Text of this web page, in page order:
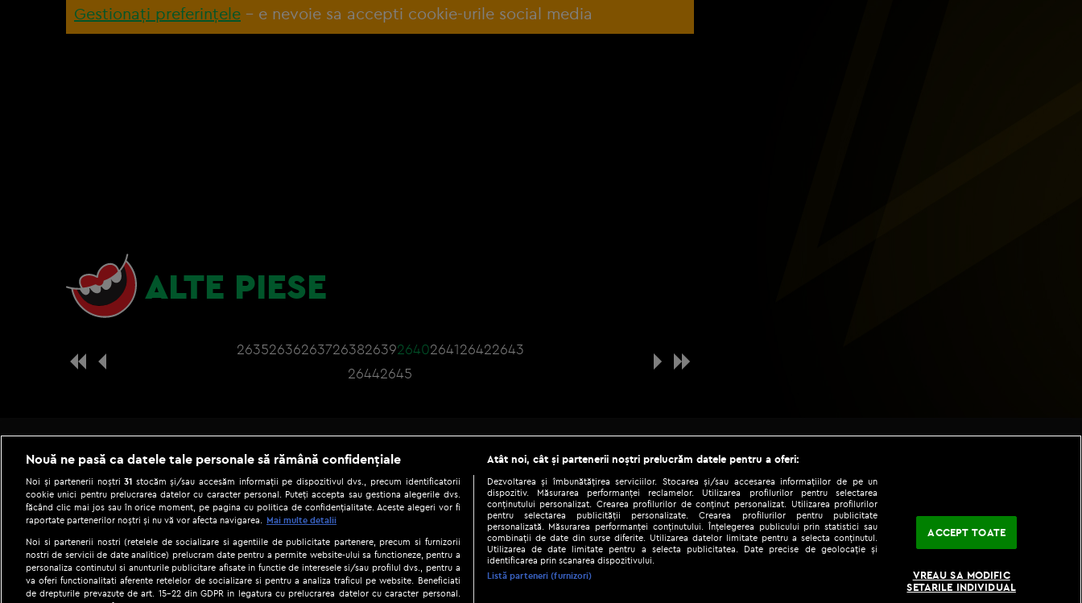
Gestionați preferințele – e nevoie sa accepti cookie-urile social media
ALTE PIESE
263526362637263826392640264126422643
26442645
Be social
Copyright © 2026 / DIGI ROMANIA S.A.
Gestionați preferințele|Termeni și condiții|Politica de confidențialitate|
Nouă ne pasă ca datele tale personale să rămână confidențiale
Noi și partenerii noștri31 stocăm și/sau accesăm informații pe dispozitivul dvs., precum identificatorii
cookie unici pentru prelucrarea datelor cu caracter personal. Puteți accepta sau gestiona alegerile dvs.
făcând clic mai jos sau în orice moment, pe pagina cu politica de confidențialitate. Aceste alegeri vor fi
raportate partenerilor noștri și nu vă vor afecta navigarea.
Mai multe detalii
Noi si partenerii nostri (retelele de socializare si agentiile de publicitate partenere, precum si furnizorii
nostri de servicii de date analitice) prelucram date pentru a permite website-ului sa functioneze, pentru a
personaliza continutul si anunturile publicitare afisate in functie de interesele si/sau profilul dvs., pentru a
va oferi functionalitati aferente retelelor de socializare si pentru a analiza traficul pe website. Beneficiati
de drepturile prevazute de art. 15-22 din GDPR in legatura cu prelucrarea datelor cu caracter personal.
Atât noi, cât și partenerii noștri prelucrăm datele pentru a oferi:
Dezvoltarea și îmbunătățirea serviciilor. Stocarea și/sau accesarea informațiilor de pe un
dispozitiv. Măsurarea performanței reclamelor. Utilizarea profilurilor pentru selectarea
conținutului personalizat. Crearea profilurilor de conținut personalizat. Utilizarea profilurilor
pentru selectarea publicității personalizate. Crearea profilurilor pentru publicitate
personalizată. Măsurarea performanței conținutului. Înțelegerea publicului prin statistici sau
combinații de date din surse diferite. Utilizarea datelor limitate pentru a selecta conținutul.
Utilizarea de date limitate pentru a selecta publicitatea. Date precise de geolocație și
identificarea prin scanarea dispozitivului.
Listă parteneri (furnizori)
ACCEPT TOATE
VREAU SA MODIFIC
SETARILE INDIVIDUAL